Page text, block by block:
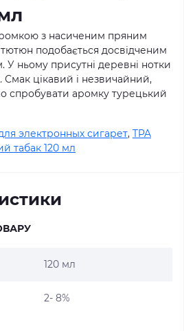
з насиченим пряним
подобається досвідченим
У ньому присутні деревні нотки
Смак цікавий і незвичайний,
спробувати аромку турецький
электронных сигарет, TPA
табак 120 мл
120 мл
2- 8%